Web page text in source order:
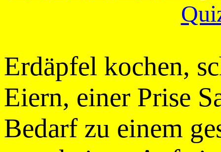
Erdäpfel kochen,
Eiern, einer Prise
Bedarf zu einem